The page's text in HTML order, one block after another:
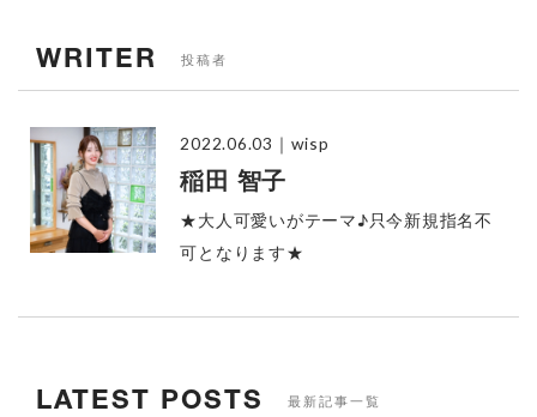
WRITER 投稿者
2022.06.03 ｜wisp
稲田 智子
★大人可愛いがテーマ♪只今新規指名不
可となります★
LATEST POSTS 最新記事一覧